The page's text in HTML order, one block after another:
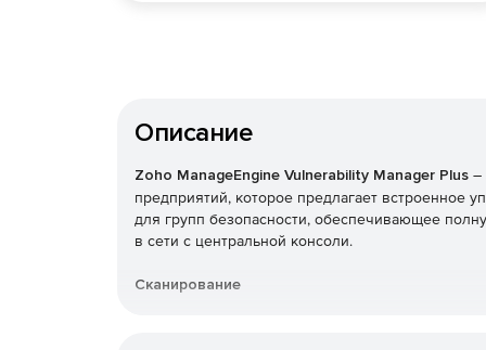
Описание
Zoho ManageEngine Vulnerability Manager Plus –
предприятий, которое предлагает встроенное
для групп безопасности, обеспечивающее
в сети с центральной консоли.
Сканирование